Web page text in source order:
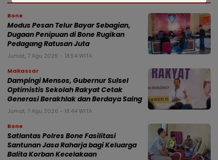
Bone
Modus Pesan Telur Bayar Sebagian,
Dugaan Penipuan di Bone Rugikan
Pedagang Ratusan Juta
Jumat, 7 Agu 2026 - 18:54 WITA
Makassar
Dampingi Mensos, Gubernur Sulsel
Optimistis Sekolah Rakyat Cetak
Generasi Berakhlak dan Berdaya Saing
Jumat, 7 Agu 2026 - 18:44 WITA
Bone
Satlantas Polres Bone Fasilitasi
Santunan Jasa Raharja bagi Keluarga
Balita Korban Kecelakaan